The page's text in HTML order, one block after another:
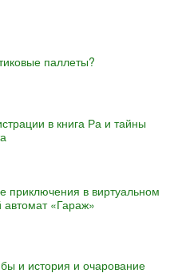
паллеты?
в книга Ра и тайны
приключения в виртуальном
автомат «Гараж»
и история и очарование